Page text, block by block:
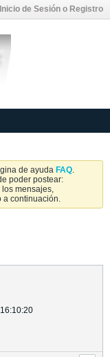
Inicio de Sesión o Registro
de ayuda FAQ.
poder postear:
los mensajes,
a continuación.